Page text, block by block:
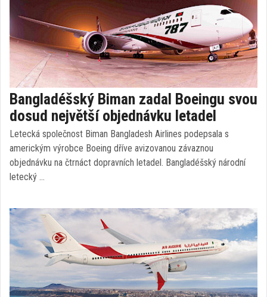
Bangladéšský Biman zadal Boeingu svou
dosud největší objednávku letadel
Letecká společnost Biman Bangladesh Airlines podepsala s
americkým výrobce Boeing dříve avizovanou závaznou
objednávku na čtrnáct dopravních letadel. Bangladéšský národní
letecký …